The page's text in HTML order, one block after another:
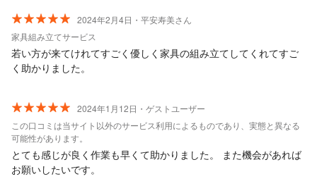
2024年2月4日・平安寿美さん
家具組み立てサービス
若い方が来てけれてすごく優しく家具の組み立てしてくれてすご
く助かりました。
2024年1月12日・ゲストユーザー
この口コミは当サイト以外のサービス利用によるものであり、実態と異なる
可能性があります。
とても感じが良く作業も早くて助かりました。 また機会があれば
お願いしたいです。